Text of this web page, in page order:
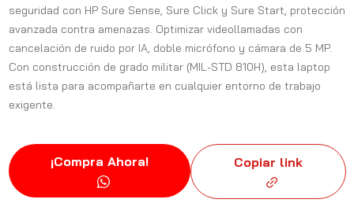
seguridad con HP Sure Sense, Sure Click y Sure Start, protección
avanzada contra amenazas. Optimizar videollamadas con
cancelación de ruido por IA, doble micrófono y cámara de 5 MP.
Con construcción de grado militar (MIL-STD 810H), esta laptop
está lista para acompañarte en cualquier entorno de trabajo
exigente.
¡Compra Ahora! Copiar link